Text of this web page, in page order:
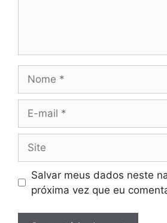
mail
Salvar meus dados neste
próxima vez que eu